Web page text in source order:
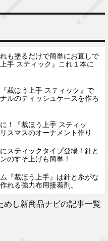
も塗るだけで簡単にお直しで
手 スティック』これ１本に
裁ほう上手 スティック』で
ルのティッシュケースを作ろ
！『裁ほう上手 スティッ
スマスのオーナメント作り
スティックタイプ登場！針と
のすそ上げも簡単！
『裁ほう上手』は針と糸がな
れる強力布用接着剤。
めし新商品ナビの記事一覧